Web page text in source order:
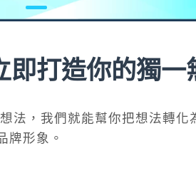
即打造你的獨一
法，我們就能幫你把想法轉
牌形象。